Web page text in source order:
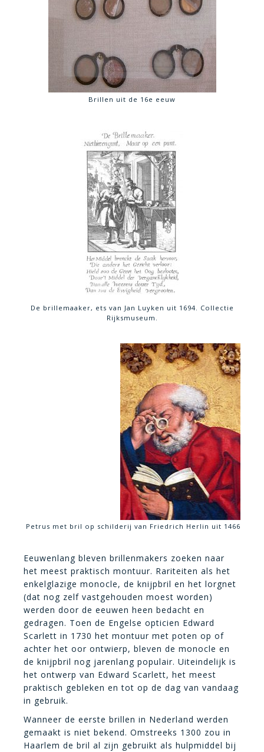
Brillen uit de 16e eeuw
De brillemaaker, ets van Jan Luyken uit 1694. Collectie
Rijksmuseum.
Petrus met bril op schilderij van Friedrich Herlin uit 1466
Eeuwenlang bleven brillenmakers zoeken naar
het meest praktisch montuur. Rariteiten als het
enkelglazige monocle, de knijpbril en het lorgnet
(dat nog zelf vastgehouden moest worden)
werden door de eeuwen heen bedacht en
gedragen. Toen de Engelse opticien Edward
Scarlett in 1730 het montuur met poten op of
achter het oor ontwierp, bleven de monocle en
de knijpbril nog jarenlang populair. Uiteindelijk is
het ontwerp van Edward Scarlett, het meest
praktisch gebleken en tot op de dag van vandaag
in gebruik.
Wanneer de eerste brillen in Nederland werden
gemaakt is niet bekend. Omstreeks 1300 zou in
Haarlem de bril al zijn gebruikt als hulpmiddel bij